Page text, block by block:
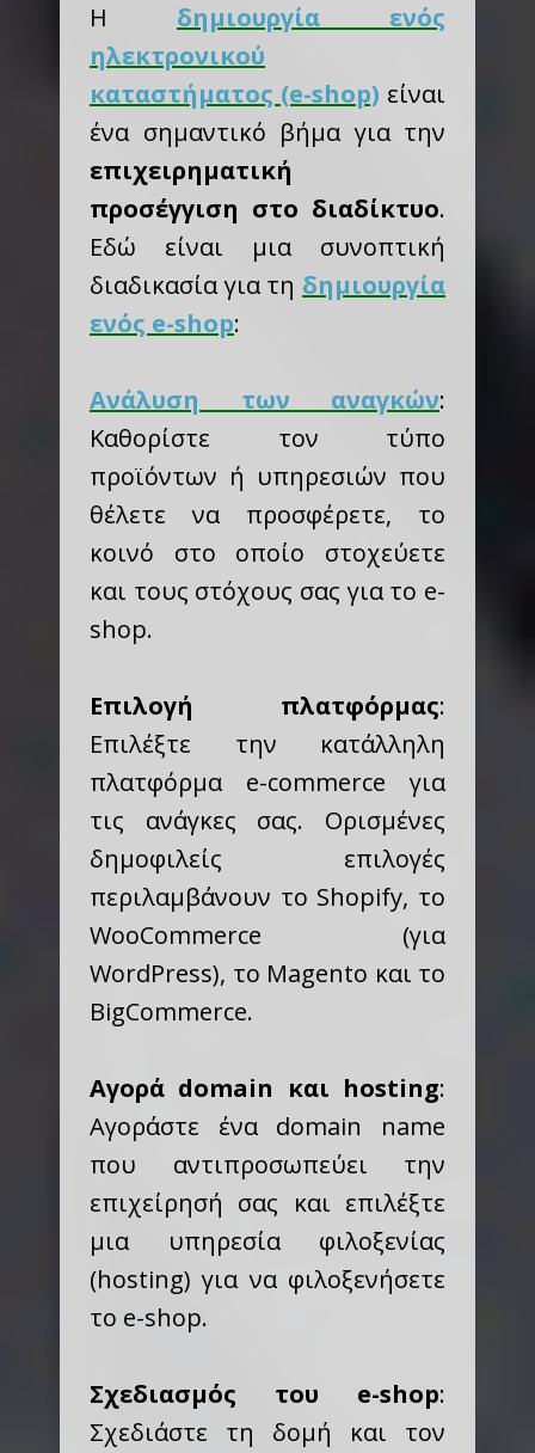
Η δημιουργία ενός
ηλεκτρονικού
καταστήματος (e-shop) είναι
ένα σημαντικό βήμα για την
επιχειρηματική
προσέγγιση στο διαδίκτυο.
Εδώ είναι μια συνοπτική
διαδικασία για τη δημιουργία
ενός e-shop:
Ανάλυση των αναγκών:
Καθορίστε τον τύπο
προϊόντων ή υπηρεσιών που
θέλετε να προσφέρετε, το
κοινό στο οποίο στοχεύετε
και τους στόχους σας για το e-
shop.
Επιλογή πλατφόρμας:
Επιλέξτε την κατάλληλη
πλατφόρμα e-commerce για
τις ανάγκες σας. Ορισμένες
δημοφιλείς επιλογές
περιλαμβάνουν το Shopify, το
WooCommerce (για
WordPress), το Magento και το
BigCommerce.
Αγορά domain και hosting:
Αγοράστε ένα domain name
που αντιπροσωπεύει την
επιχείρησή σας και επιλέξτε
μια υπηρεσία φιλοξενίας
(hosting) για να φιλοξενήσετε
το e-shop.
Σχεδιασμός του e-shop:
Σχεδιάστε τη δομή και τον